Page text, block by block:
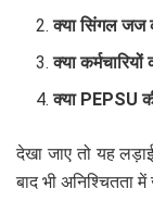
क्या सिंगल जज
क्या
क्या PEPSU
देखा जाए तो यह
बाद भी अनिश्चितता में